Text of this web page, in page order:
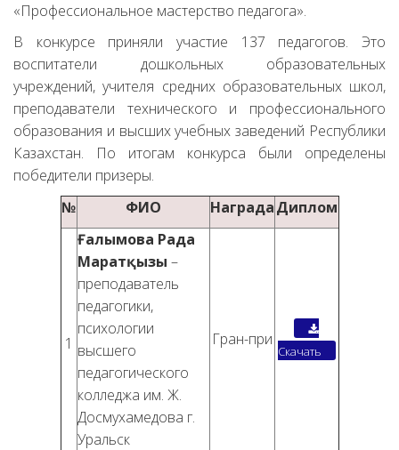
«Профессиональное мастерство педагога».
В конкурсе приняли участие 137 педагогов. Это
воспитатели дошкольных образовательных
учреждений, учителя средних образовательных школ,
преподаватели технического и профессионального
образования и высших учебных заведений Республики
Казахстан. По итогам конкурса были определены
победители призеры.
№
ФИО НаградаДиплом
1
Ғалымова Рада
Маратқызы –
преподаватель
педагогики,
психологии
высшего
педагогического
колледжа им. Ж.
Досмухамедова г.
Уральск
Гран-при
Скачать